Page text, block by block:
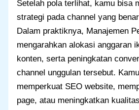
Setelah pola terlihat, kamu bisa
strategi pada channel yang
Dalam praktiknya, Manajemen
mengarahkan alokasi anggaran
konten, serta peningkatan
channel unggulan tersebut.
memperkuat SEO website,
page, atau meningkatkan